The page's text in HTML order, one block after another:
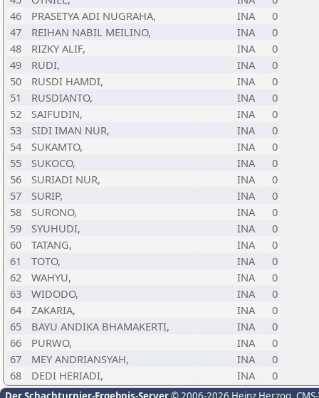
46
PRASETYA ADI NUGRAHA, INA
0
47
REIHAN NABIL MEILINO, INA
0
48
RIZKY ALIF, INA
0
49
RUDI, INA
0
50
RUSDI HAMDI, INA
0
51
RUSDIANTO, INA
0
52
SAIFUDIN, INA
0
53
SIDI IMAN NUR, INA
0
54
SUKAMTO, INA
0
55
SUKOCO, INA
0
56
SURIADI NUR, INA
0
57
SURIP, INA
0
58
SURONO, INA
0
59
SYUHUDI, INA
0
60
TATANG, INA
0
61
TOTO, INA
0
62
WAHYU, INA
0
63
WIDODO, INA
0
64
ZAKARIA, INA
0
65
BAYU ANDIKA BHAMAKERTI, INA
0
66
PURWO, INA
0
67
MEY ANDRIANSYAH, INA
0
68
DEDI HERIADI, INA 0